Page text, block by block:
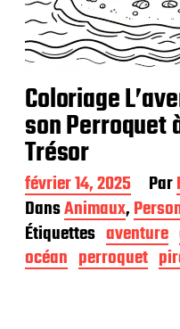
Coloriage
son Perroquet
Trésor
D
a
t
e
d
e
février 14, 2025 Par
DansAnimaux,
Étiquettes aventure
océan perroquet